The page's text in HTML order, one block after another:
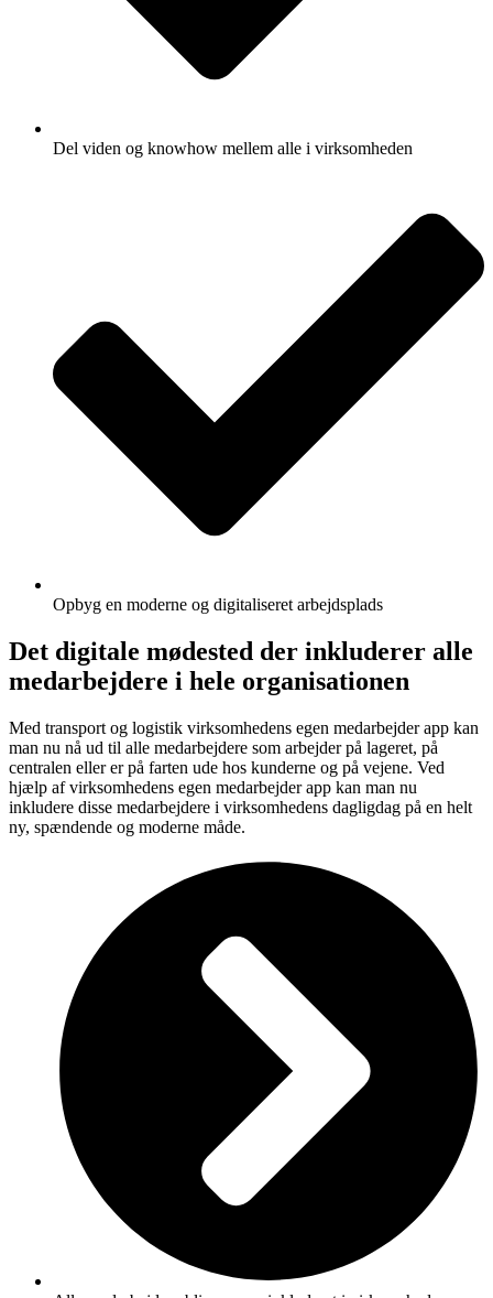
Del viden og knowhow mellem alle i virksomheden
Opbyg en moderne og digitaliseret arbejdsplads
Det digitale mødested der inkluderer alle
medarbejdere i hele organisationen
Med transport og logistik virksomhedens egen medarbejder app kan
man nu nå ud til alle medarbejdere som arbejder på lageret, på
centralen eller er på farten ude hos kunderne og på vejene. Ved
hjælp af virksomhedens egen medarbejder app kan man nu
inkludere disse medarbejdere i virksomhedens dagligdag på en helt
ny, spændende og moderne måde.